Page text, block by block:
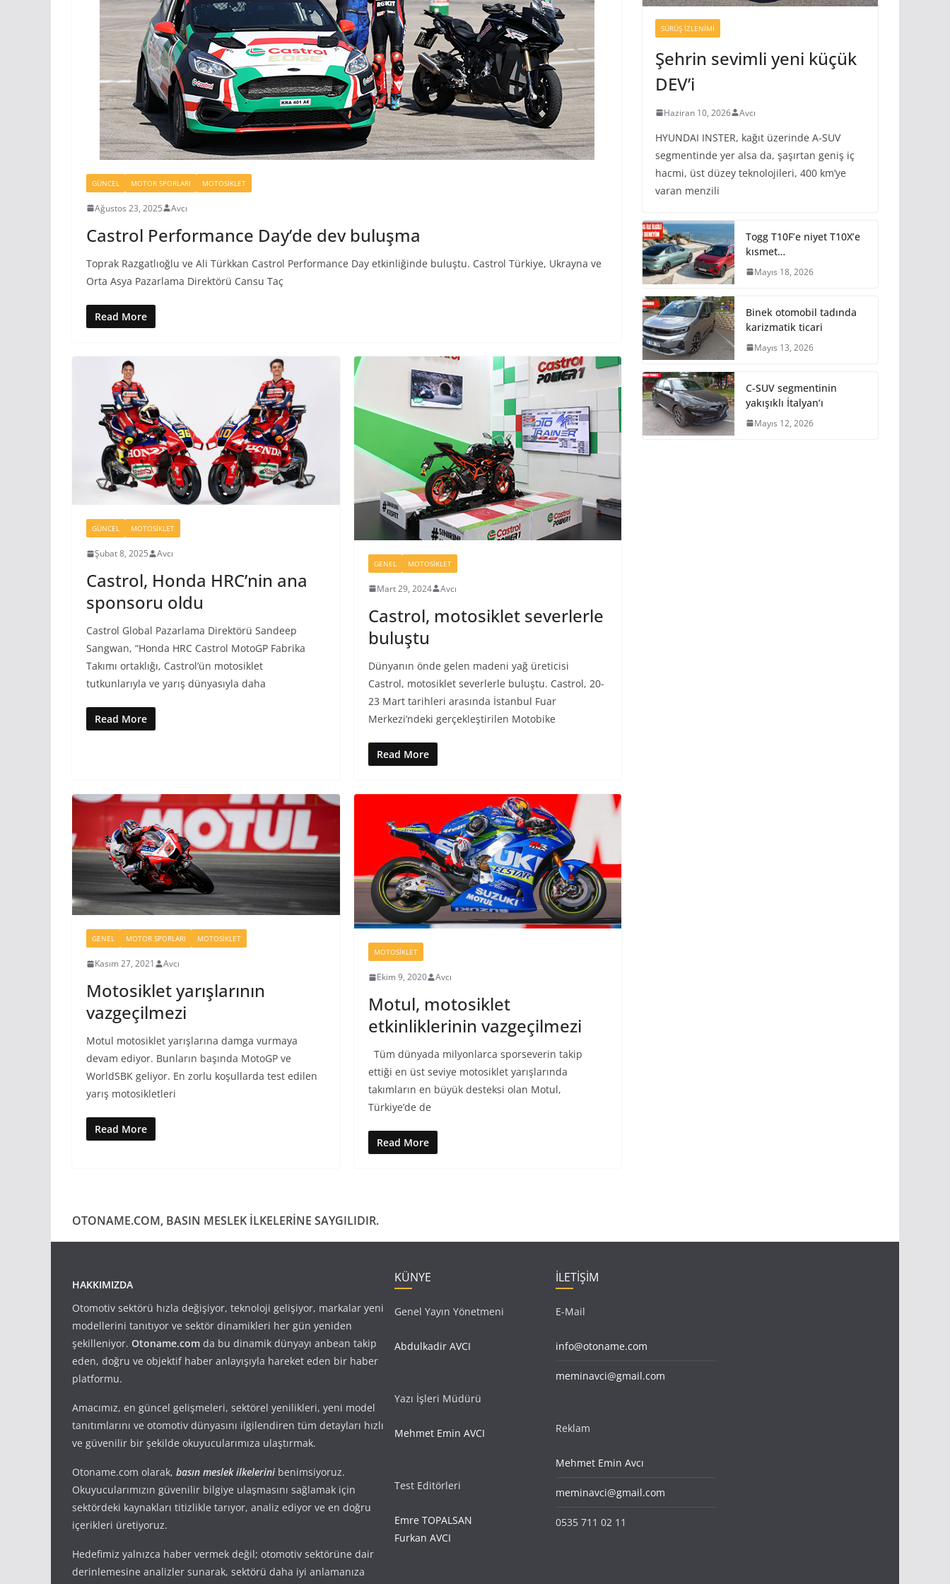
GÜNCEL MOTOR SPORLARI MOTOSIKLET
Ağustos 23, 2025 Avcı
Castrol Performance Day’de dev buluşma
Toprak Razgatlıoğlu ve Ali Türkkan Castrol Performance Day etkinliğinde buluştu. Castrol Türkiye, Ukrayna ve
Orta Asya Pazarlama Direktörü Cansu Taç
Read More
GÜNCEL MOTOSIKLET
Şubat 8, 2025 Avcı
Castrol, Honda HRC’nin ana
sponsoru oldu
Castrol Global Pazarlama Direktörü Sandeep
Sangwan, “Honda HRC Castrol MotoGP Fabrika
Takımı ortaklığı, Castrol’ün motosiklet
tutkunlarıyla ve yarış dünyasıyla daha
Read More
GENEL MOTOSIKLET
Mart 29, 2024 Avcı
Castrol, motosiklet severlerle
buluştu
Dünyanın önde gelen madeni yağ üreticisi
Castrol, motosiklet severlerle buluştu. Castrol, 20-
23 Mart tarihleri arasında İstanbul Fuar
Merkezi’ndeki gerçekleştirilen Motobike
Read More
GENEL MOTOR SPORLARI MOTOSIKLET
Kasım 27, 2021 Avcı
Motosiklet yarışlarının
vazgeçilmezi
Motul motosiklet yarışlarına damga vurmaya
devam ediyor. Bunların başında MotoGP ve
WorldSBK geliyor. En zorlu koşullarda test edilen
yarış motosikletleri
Read More
MOTOSIKLET
Ekim 9, 2020 Avcı
Motul, motosiklet
etkinliklerinin vazgeçilmezi
Tüm dünyada milyonlarca sporseverin takip
ettiği en üst seviye motosiklet yarışlarında
takımların en büyük desteksi olan Motul,
Türkiye’de de
Read More
SÜRÜŞ İZLENIMI
Şehrin sevimli yeni küçük
DEV’i
Haziran 10, 2026 Avcı
HYUNDAI INSTER, kağıt üzerinde A-SUV
segmentinde yer alsa da, şaşırtan geniş iç
hacmi, üst düzey teknolojileri, 400 km’ye
varan menzili
Togg T10F’e niyet T10X’e
kısmet…
Mayıs 18, 2026
Binek otomobil tadında
karizmatik ticari
Mayıs 13, 2026
C-SUV segmentinin
yakışıklı İtalyan’ı
Mayıs 12, 2026
OTONAME.COM, BASIN MESLEK İLKELERİNE SAYGILIDIR.
HAKKIMIZDA
Otomotiv sektörü hızla değişiyor, teknoloji gelişiyor, markalar yeni
modellerini tanıtıyor ve sektör dinamikleri her gün yeniden
şekilleniyor. Otoname.com da bu dinamik dünyayı anbean takip
eden, doğru ve objektif haber anlayışıyla hareket eden bir haber
platformu.
Amacımız, en güncel gelişmeleri, sektörel yenilikleri, yeni model
tanıtımlarını ve otomotiv dünyasını ilgilendiren tüm detayları hızlı
ve güvenilir bir şekilde okuyucularımıza ulaştırmak.
Otoname.com olarak, basın meslek ilkelerini benimsiyoruz.
Okuyucularımızın güvenilir bilgiye ulaşmasını sağlamak için
sektördeki kaynakları titizlikle tarıyor, analiz ediyor ve en doğru
içerikleri üretiyoruz.
Hedefimiz yalnızca haber vermek değil; otomotiv sektörüne dair
derinlemesine analizler sunarak, sektörü daha iyi anlamanıza
KÜNYE
Genel Yayın Yönetmeni
Abdulkadir AVCI
Yazı İşleri Müdürü
Mehmet Emin AVCI
Test Editörleri
Emre TOPALSAN
Furkan AVCI
İLETİŞİM
E-Mail
info@otoname.com
meminavci@gmail.com
Reklam
Mehmet Emin Avcı
meminavci@gmail.com
0535 711 02 11